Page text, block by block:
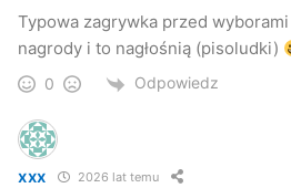
Typowa zagrywka przed
nagrody i to nagłośnią (pisoludki)
0 Odpowiedz
xxx 2026 lat temu